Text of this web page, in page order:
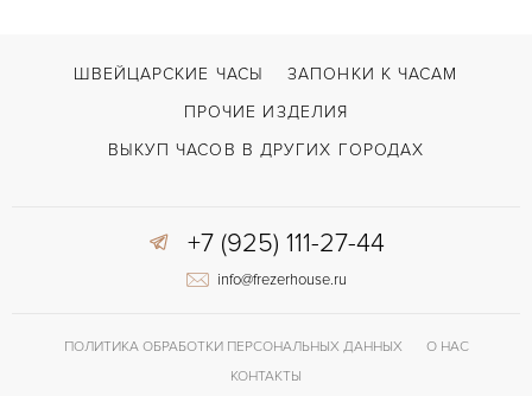
ШВЕЙЦАРСКИЕ ЧАСЫ
ЗАПОНКИ К ЧАСАМ
ПРОЧИЕ ИЗДЕЛИЯ
ВЫКУП ЧАСОВ В ДРУГИХ ГОРОДАХ
+7 (925) 111-27-44
info@frezerhouse.ru
ПОЛИТИКА ОБРАБОТКИ ПЕРСОНАЛЬНЫХ ДАННЫХ
О НАС
КОНТАКТЫ